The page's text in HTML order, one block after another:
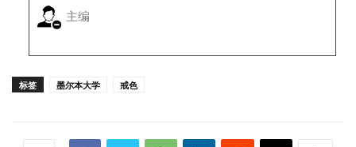
主编
标签 墨尔本大学 戒色